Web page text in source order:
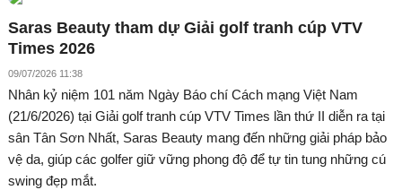
Saras Beauty tham dự Giải golf tranh cúp VTV
Times 2026
09/07/2026 11:38
Nhân kỷ niệm 101 năm Ngày Báo chí Cách mạng Việt Nam
(21/6/2026) tại Giải golf tranh cúp VTV Times lần thứ II diễn ra tại
sân Tân Sơn Nhất, Saras Beauty mang đến những giải pháp bảo
vệ da, giúp các golfer giữ vững phong độ để tự tin tung những cú
swing đẹp mắt.